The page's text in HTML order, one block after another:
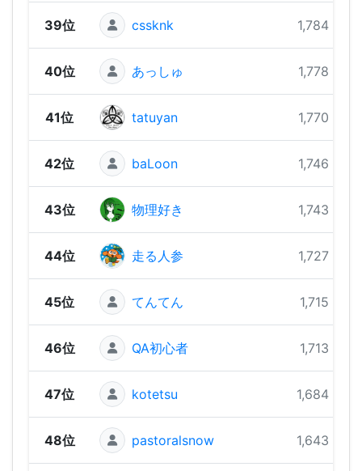
39位 cssknk 1,784 pts
40位 あっしゅ 1,778 pts
41位 tatuyan 1,770 pts
42位 baLoon 1,746 pts
43位 物理好き 1,743 pts
44位 走る人参 1,727 pts
45位 てんてん 1,715 pts
46位 QA初心者 1,713 pts
47位 kotetsu 1,684 pts
48位 pastoralsnow 1,643 pts